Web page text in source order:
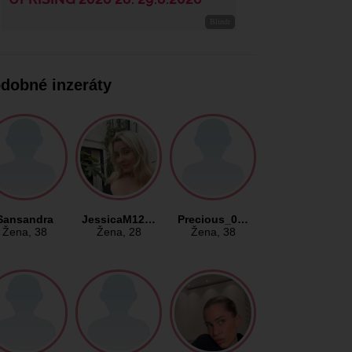
inzeráty
Žena, 38
JessicaM12…
Žena, 28
Precious_0…
Žena, 38